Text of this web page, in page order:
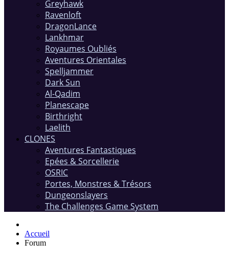
Greyhawk
Ravenloft
DragonLance
Lankhmar
Royaumes Oubliés
Aventures Orientales
Spelljammer
Dark Sun
Al-Qadim
Planescape
Birthright
Laelith
CLONES
Aventures Fantastiques
Epées & Sorcellerie
OSRIC
Portes, Monstres & Trésors
Dungeonslayers
The Challenges Game System
Accueil
Forum